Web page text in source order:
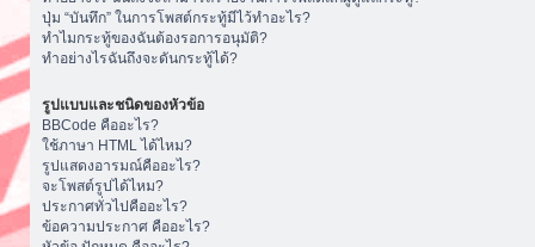
ปุ่ม “บันทึก” ในการโพสต์กระทู้มีไว้ทำอะไร?
ทำไมกระทู้ของฉันต้องรอการอนุมัติ?
ทำอย่างไรฉันถึงจะดันกระทู้ได้?
รูปแบบและชนิดของหัวข้อ
BBCode คืออะไร?
ใช้ภาษา HTML ได้ไหม?
รูปแสดงอารมณ์คืออะไร?
จะโพสต์รูปได้ไหม?
ประกาศทั่วไปคืออะไร?
ข้อความประกาศ คืออะไร?